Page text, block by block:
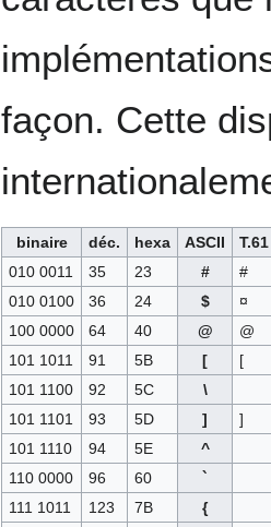
façon. Cette
binaire déc. hexa ASCII
T.61
010 0011
35 23 #
#
010 0100
36 24 $
¤
100 0000
64 40 @
@
101 1011
91 5B [
[
101 1100
92 5C
\
101 1101
93 5D ]
]
101 1110
94 5E
^
110 0000
96 60
`
111 1011
123 7B
{